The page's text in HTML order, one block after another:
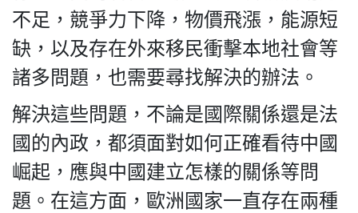
不足，競爭力下降，物價飛漲，能源短
缺，以及存在外來移民衝擊本地社會等
諸多問題，也需要尋找解決的辦法。
解決這些問題，不論是國際關係還是法
國的內政，都須面對如何正確看待中國
崛起，應與中國建立怎樣的關係等問
題。在這方面，歐洲國家一直存在兩種